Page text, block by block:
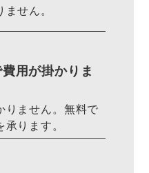
せん。
用が掛かりま
りません。無料で
ります。